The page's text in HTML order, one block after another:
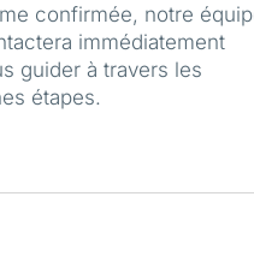
confirmée, notre
immédiatement
guider à travers les
étapes.